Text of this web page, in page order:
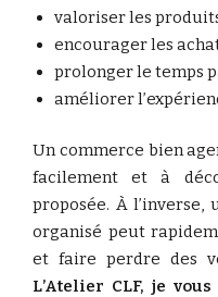
valoriser les
encourager les
prolonger le temps
améliorer
Un commerce bien
facilement et à
proposée. À
organisé peut
et faire perdre des
L’Atelier CLF, je